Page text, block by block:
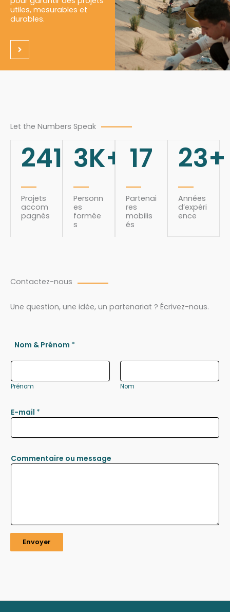
Let the Numbers Speak
utiles, mesurables et
durables.
241
Projets
accom
pagnés
3K+
Personn
es
formée
s
17
Partenai
res
mobilis
és
23+
Années
d’expéri
ence
Contactez-nous
Une question, une idée, un partenariat ? Écrivez-nous.
Nom & Prénom *
Prénom Nom
E-mail *
Commentaire ou message
Envoyer